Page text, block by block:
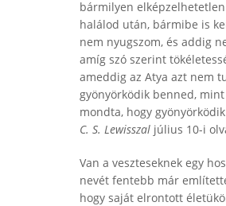
bármilyen
halálod után, bármibe is
nem nyugszom, és addig
amíg szó szerint
ameddig az Atya azt nem
gyönyörködik benned,
mondta, hogy
C. S. Lewisszal július 10-i
Van a veszteseknek egy
nevét fentebb már
hogy saját elrontott